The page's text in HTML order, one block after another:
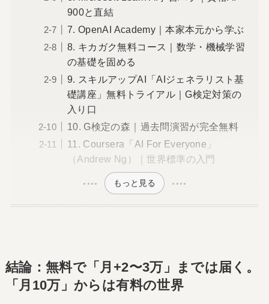
900と直結
7. OpenAI Academy｜本家本元から学ぶ
8. キカガク無料コース｜数学・機械学習
の基礎を固める
9. スキルアップAI「AIジェネラリスト基
礎講座」無料トライアル｜G検定対策の
入り口
10. G検定の森｜過去問演習が完全無料
11. Coursera「AI For Everyone」
（Andrew Ng）｜世界標準の入門
もっと見る
結論：無料で「月+2〜3万」までは届く。
「月10万」からは有料の世界